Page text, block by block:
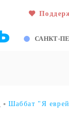
САНКТ-
Шаббат "Я